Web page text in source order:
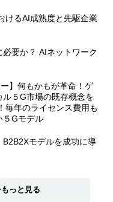
けるAI成熟度と先駆企業
要か？ AIネットワーク
】何もかもが革命！ゲ
５G市場の既存概念を
毎年のライセンス費用も
Gモデル
モデルを成功に導
っと見る